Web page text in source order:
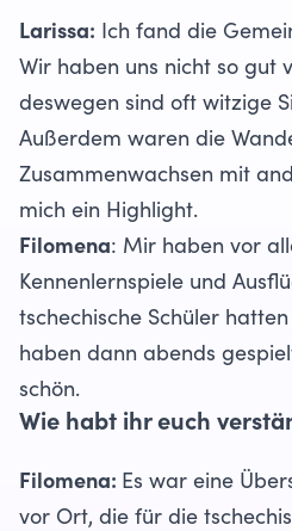
Larissa: Ich fand die
Wir haben uns nicht so gut
deswegen sind oft witzige
Außerdem waren die
Zusammenwachsen mit
mich ein Highlight.
Filomena: Mir haben vor
Kennenlernspiele und
tschechische Schüler
haben dann abends
schön.
Wie habt ihr euch
Filomena: Es war eine
vor Ort, die für die